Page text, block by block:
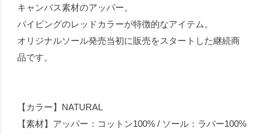
キャンバス素材のアッパー。
パイピングのレッドカラーが特徴的なアイテム。
オリジナルソール発売当初に販売をスタートした継続商
品です。
【カラー】NATURAL
【素材】アッパー：コットン100% / ソール：ラバー100%